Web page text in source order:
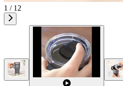
1 / 12